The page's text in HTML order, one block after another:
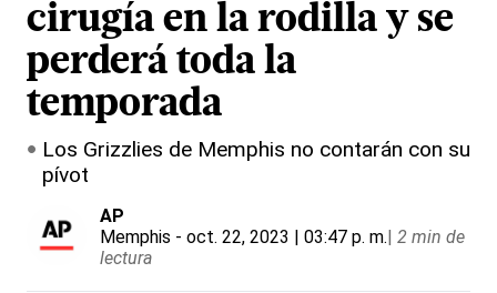
cirugía en la rodilla y se
perderá toda la
temporada
Los Grizzlies de Memphis no contarán con su
pívot
AP
Memphis - oct. 22, 2023 | 03:47 p. m.| 2 min de
lectura